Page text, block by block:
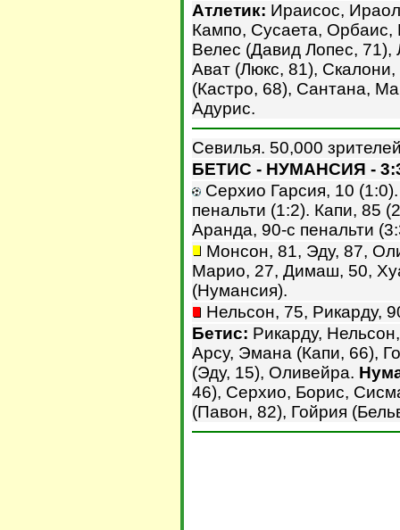
Атлетик: Ираисос,
Кампо, Сусаета,
Велес (Давид Лопес, 71),
Ават (Люкс, 81),
(Кастро, 68), Сантана,
Адурис.
Севилья. 50,000
БЕТИС - НУМАНСИЯ -
Серхио Гарсия, 10
пенальти (1:2). Капи, 85
Аранда, 90-с пенальти
Монсон, 81, Эду, 87,
Марио, 27, Димаш, 50,
(Нумансия).
Нельсон, 75, Рикарду,
Бетис: Рикарду,
Арсу, Эмана (Капи, 66),
(Эду, 15), Оливейра.
46), Серхио, Борис,
(Павон, 82), Гойрия